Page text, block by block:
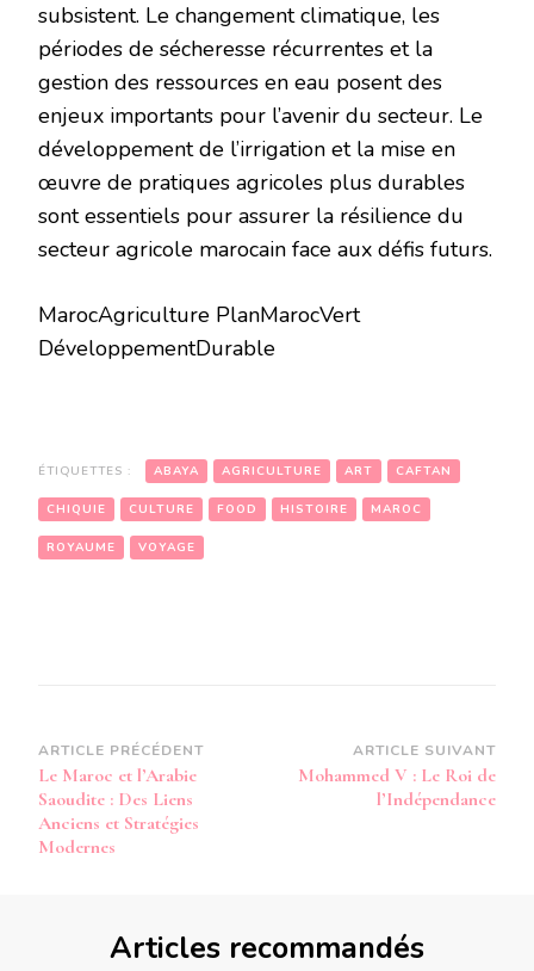
subsistent. Le changement climatique, les
périodes de sécheresse récurrentes et la
gestion des ressources en eau posent des
enjeux importants pour l’avenir du secteur. Le
développement de l’irrigation et la mise en
œuvre de pratiques agricoles plus durables
sont essentiels pour assurer la résilience du
secteur agricole marocain face aux défis futurs.
MarocAgriculture PlanMarocVert
DéveloppementDurable
ÉTIQUETTES : ABAYA AGRICULTURE ART CAFTAN
CHIQUIE CULTURE FOOD HISTOIRE MAROC
ROYAUME VOYAGE
Navigation
d’article
ARTICLE PRÉCÉDENT
Le Maroc et l’Arabie
Saoudite : Des Liens
Anciens et Stratégies
Modernes
ARTICLE SUIVANT
Mohammed V : Le Roi de
l’Indépendance
Articles recommandés